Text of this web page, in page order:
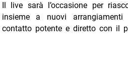
Il live sarà l’occasione per
insieme a nuovi
contatto potente e diretto con il